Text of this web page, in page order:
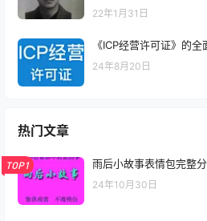
22年1月31日
《ICP经营许可证》的全
24年8月20日
热门文章
TOP1 雨后小故事表情包完整
24年10月30日